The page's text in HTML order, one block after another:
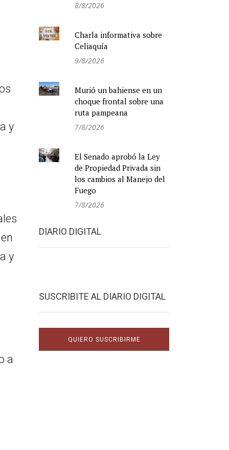
y
y
a
8/8/2026
Charla informativa sobre
Celiaquía
9/8/2026
Murió un bahiense en un
choque frontal sobre una
ruta pampeana
7/8/2026
El Senado aprobó la Ley
de Propiedad Privada sin
los cambios al Manejo del
Fuego
7/8/2026
DIARIO DIGITAL
SUSCRIBITE AL DIARIO DIGITAL
QUIERO SUSCRIBIRME